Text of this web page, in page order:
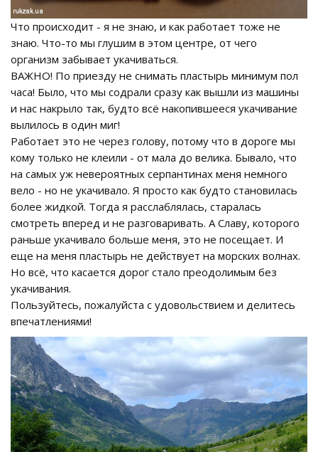
Что происходит - я не знаю, и как работает тоже не
знаю. Что-то мы глушим в этом центре, от чего
организм забывает укачиваться.
ВАЖНО! По приезду не снимать пластырь минимум пол
часа! Было, что мы содрали сразу как вышли из машины
и нас накрыло так, будто всё накопившееся укачивание
вылилось в один миг!
Работает это не через голову, потому что в дороге мы
кому только не клеили - от мала до велика. Бывало, что
на самых уж невероятных серпантинах меня немного
вело - но не укачивало. Я просто как будто становилась
более жидкой. Тогда я расслаблялась, старалась
смотреть вперед и не разговаривать. А Славу, которого
раньше укачивало больше меня, это не посещает. И
еще на меня пластырь не действует на морских волнах.
Но всё, что касается дорог стало преодолимым без
укачивания.
Пользуйтесь, пожалуйста с удовольствием и делитесь
впечатлениями!